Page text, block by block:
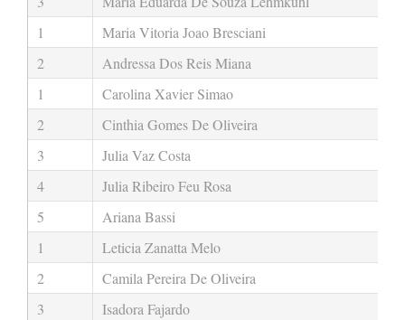
1
Maria Vitoria Joao Bresciani
2
Andressa Dos Reis Miana
1
Carolina Xavier Simao
2
Cinthia Gomes De Oliveira
3
Julia Vaz Costa
4
Julia Ribeiro Feu Rosa
5
Ariana Bassi
1
Leticia Zanatta Melo
2
Camila Pereira De Oliveira
3
Isadora Fajardo